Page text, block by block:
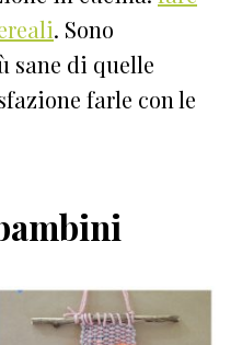
. Sono
sane di quelle
farle con le